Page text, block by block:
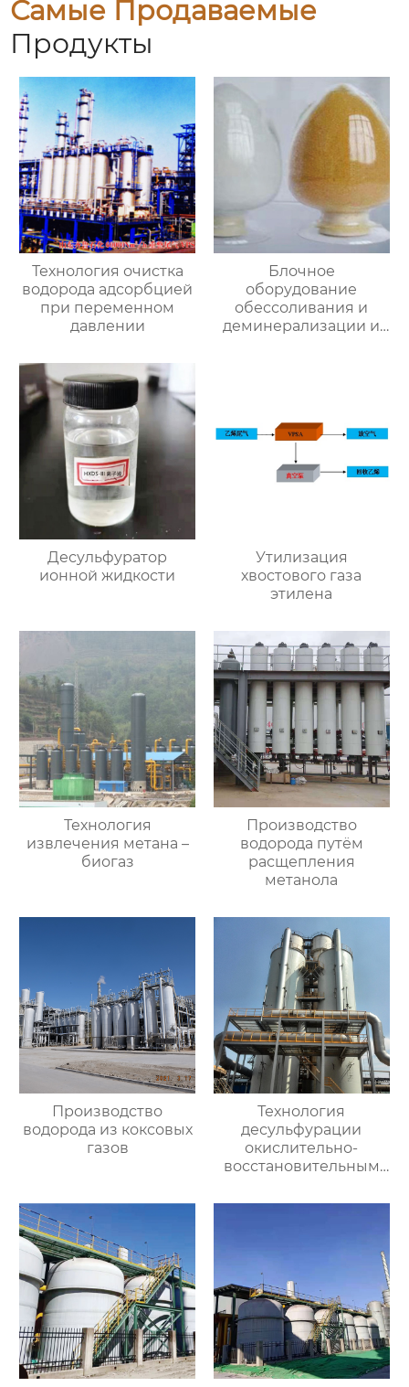
Самые Продаваемые
Продукты
Технология очистка
водорода адсорбцией
при переменном
давлении
Блочное
оборудование
обессоливания и
деминерализации и
Десульфуратор
ионной жидкости
Утилизация
хвостового газа
этилена
Технология
извлечения метана –
биогаз
Производство
водорода путём
расщепления
метанола
Производство
водорода из коксовых
газов
Технология
десульфурации
окислительно-
восстановительным